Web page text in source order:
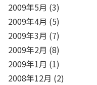
2009年5月 (3)
2009年4月 (5)
2009年3月 (7)
2009年2月 (8)
2009年1月 (1)
2008年12月 (2)